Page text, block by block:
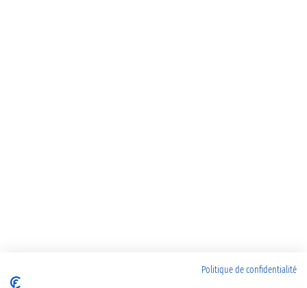
Politique de confidentialité